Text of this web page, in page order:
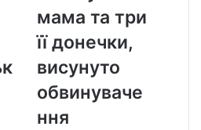
та
три
її
донечки,
висунуто
обвинувачення
мама та три
її донечки,
висунуто
обвинуваче
ння